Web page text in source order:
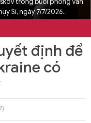
trong buổi phỏng vấn
Sĩ, ngày 7/7/2026.
định để
có